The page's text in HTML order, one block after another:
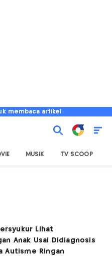
membaca artikel
MUSIK TV SCOOP
Lihat
Anak Usai Didiagnosis
Autisme Ringan